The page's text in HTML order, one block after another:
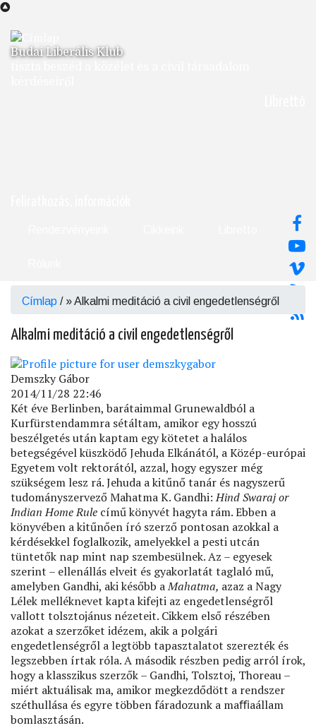
Ugrás
tartalomra
Budai Liberális Klub
Morzsa
Címlap / Alkalmi meditáció a civil engedetlenségről
Alkalmi meditáció a civil engedetlenségről
Demszky Gábor
2014/11/28 22:46
Két éve Berlinben, barátaimmal Grunewaldból a
Kurfürstendammra sétáltam, amikor egy hosszú
beszélgetés után kaptam egy kötetet a halálos
betegségével küszködő Jehuda Elkánától, a Közép-európai
Egyetem volt rektorától, azzal, hogy egyszer még
szükségem lesz rá. Jehuda a kitűnő tanár és nagyszerű
tudományszervező Mahatma K. Gandhi:Hind Swaraj or
Indian Home Rule című könyvét hagyta rám. Ebben a
könyvében a kitűnően író szerző pontosan azokkal a
kérdésekkel foglalkozik, amelyekkel a pesti utcán
tüntetők nap mint nap szembesülnek. Az – egyesek
szerint – ellenállás elveit és gyakorlatát taglaló mű,
amelyben Gandhi, aki később aMahatma, azaz a Nagy
Lélek melléknevet kapta kifejti az engedetlenségről
vallott tolsztojánus nézeteit. Cikkem első részében
azokat a szerzőket idézem, akik a polgári
engedetlenségről a legtöbb tapasztalatot szerezték és
legszebben írtak róla. A második részben pedig arról írok,
hogy a klasszikus szerzők – Gandhi, Tolsztoj, Thoreau –
miért aktuálisak ma, amikor megkezdődött a rendszer
széthullása és egyre többen fáradozunk a maﬃaállam
bomlasztásán.